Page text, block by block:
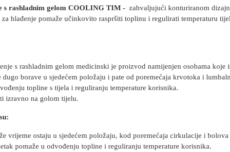
s rashladnim gelom COOLING TIM - zahvaljujući konturiranom
hlađenje pomaže učinkovito raspršiti toplinu i regulirati temperaturu
s rashladnim gelom medicinski je proizvod namijenjen osobama koje
borave u sjedećem položaju i pate od poremećaja krvotoka i
topline s tijela i reguliranju temperature korisnika.
izravno na golom tijelu.
vrijeme ostaju u sjedećem položaju, kod poremećaja cirkulacije i
pomaže u odvođenju topline i reguliranju temperature korisnika.